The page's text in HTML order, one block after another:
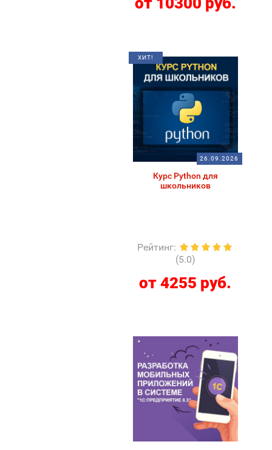
ХИТ!
26.09.2026
Курс Python для
школьников
Рейтинг:
(5.0)
от 4255 руб.